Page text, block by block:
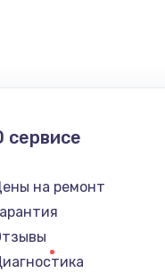
сервисе
на ремонт